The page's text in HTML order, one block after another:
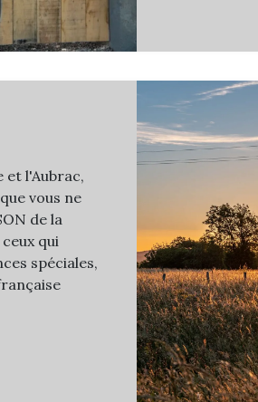
et l'Aubrac,
vous ne
de la
qui
spéciales,